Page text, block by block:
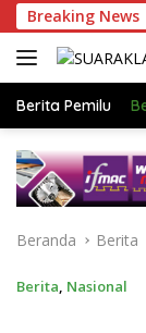
Langsung
ke
konten
Breaking News
di Klaten
Berita Pemilu
Beranda Berita
Berita, Nasional